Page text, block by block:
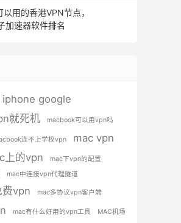
用的香港VPN节点，
加速器软件排名
iphone google
就死机
macbook可以用vpn吗
连不上学校vpn mac vpn
上的vpn
mac下vpn的配置
mac中连接vpn代理隧道
费vpn mac多协议vpn客户端
mac有什么好用的vpn工具 MAC机场